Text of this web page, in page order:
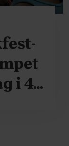
i 46